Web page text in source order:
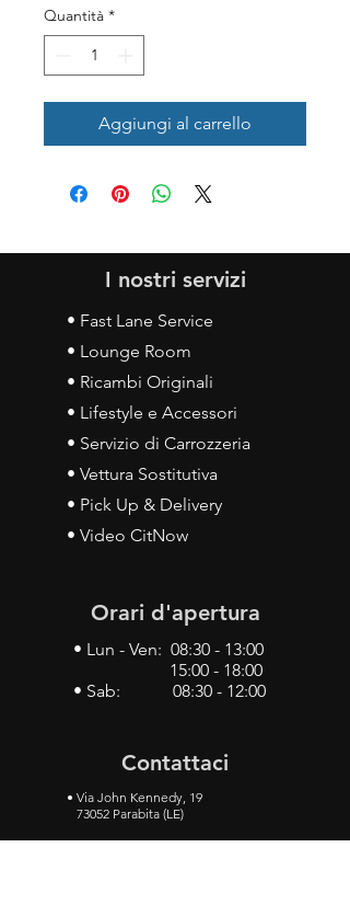
Quantità *
Aggiungi al carrello
I nostri servizi
• Fast Lane Service
• Lounge Room
• Ricambi Originali
• Lifestyle e Accessori
• Servizio di Carrozzeria
• Vettura Sostitutiva
• Pick Up & Delivery
• Video CitNow
Orari d'apertura
• Lun - Ven: 08:30 - 13:00
15:00 - 18:00
• Sab: 08:30 - 12:00
Contattaci
• Via John Kennedy, 19
73052 Parabita (LE)
• Tel:0833 50 93 30